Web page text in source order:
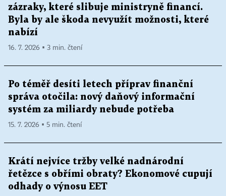
zázraky, které slibuje ministryně financí.
Byla by ale škoda nevyužít možnosti, které
nabízí
16. 7. 2026 ▪ 3 min. čtení
Po téměř desíti letech příprav finanční
správa otočila: nový daňový informační
systém za miliardy nebude potřeba
15. 7. 2026 ▪ 5 min. čtení
Krátí nejvíce tržby velké nadnárodní
řetězce s obřími obraty? Ekonomové cupují
odhady o výnosu EET